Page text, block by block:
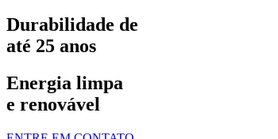
Durabilidade de
até 25 anos
Energia limpa
e renovável